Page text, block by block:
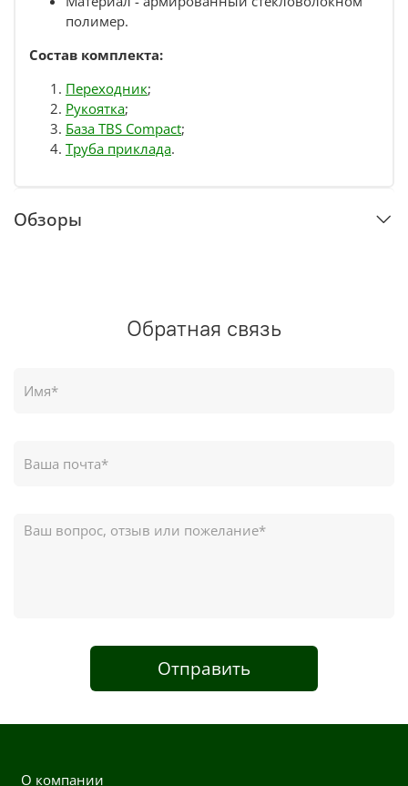
полимер.
Состав комплекта:
Переходник;
Рукоятка;
База TBS Compact;
Труба приклада.
Обзоры
Обратная связь
Отправить
О компании